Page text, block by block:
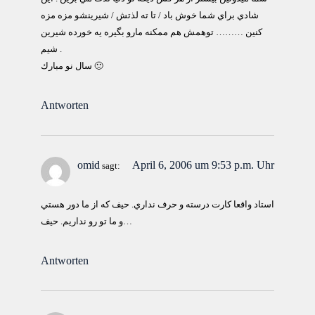
شادي براي شما خوش باد / تا ته لذتش / شيرينشو مزه مزه
كنين ……… توهمش هم ممكنه مارو بگيره يه خورده شيرين
شيم .
سال نو مبارك 🙂
Antworten
omid sagt: April 6, 2006 um 9:53 p.m. Uhr
استاد واقعا كارت درسته و حرف نداري. حيف كه از ما دور هستي
و ما تو رو نداريم. حيف…
Antworten